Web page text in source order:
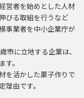
営者を始めとした人材
びる取組を行うなど
事業者を中小企業庁が
に立地する企業は、
。
を活かした菓子作りで
由です。